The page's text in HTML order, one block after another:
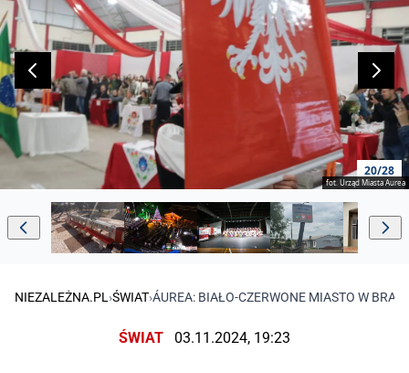
20/28
fot. Urząd Miasta Aurea
NIEZALEŻNA.PL ›ŚWIAT›ÁUREA: BIAŁO-CZERWONE MIASTO W
ŚWIAT 03.11.2024, 19:23